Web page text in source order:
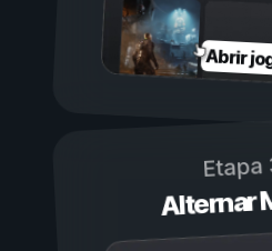
Abrir
Etapa
Alternar